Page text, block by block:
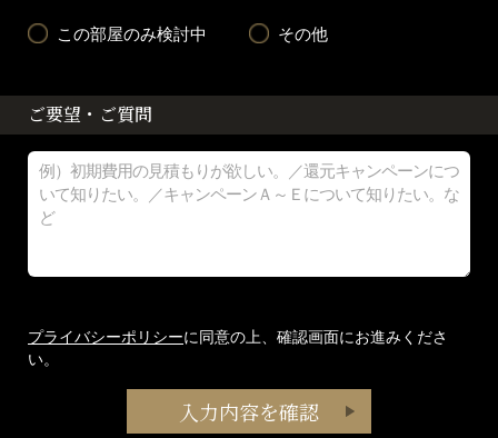
この部屋のみ検討中 その他
ご要望・ご質問
プライバシーポリシーに同意の上、確認画面にお進みくださ
い。